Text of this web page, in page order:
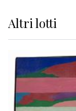
Altrilotti